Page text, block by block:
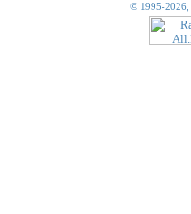
© 1995-2026,